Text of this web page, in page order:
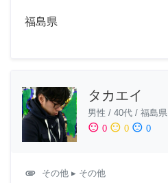
福島県
タカエイ
男性 / 40代 / 福島県
sentiment_satisfied 0 sentiment_neutral 0 sentiment_dissatisfied 0
attachment その他 ▸ その他